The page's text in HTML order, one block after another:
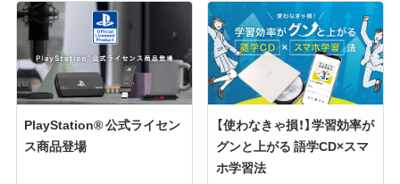
PlayStation® 公式ライセン
ス商品登場
【使わなきゃ損！】学習効率が
グンと上がる 語学CD×スマ
ホ学習法